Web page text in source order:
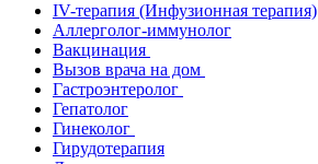
IV-терапия (Инфузионная терапия)
Аллерголог-иммунолог
Вакцинация
Вызов врача на дом
Гастроэнтеролог
Гепатолог
Гинеколог
Гирудотерапия